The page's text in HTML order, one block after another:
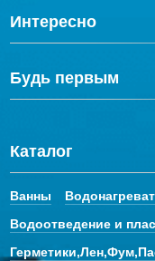
Интересно
Будь первым
Каталог
Ванны
Водоотведение и